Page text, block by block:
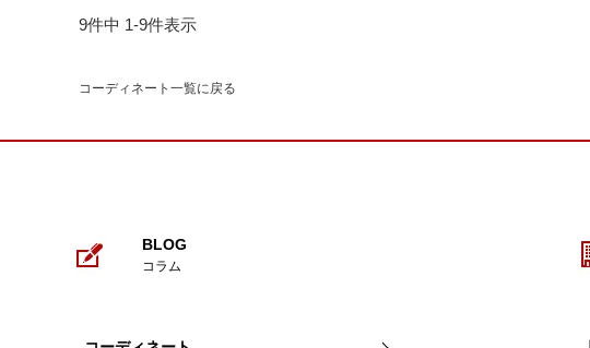
9件中 1-9件表示
コーディネート一覧に戻る
BLOG
コラム